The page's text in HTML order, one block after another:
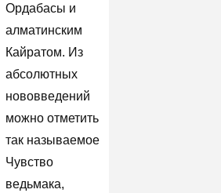
Ордабасы и
алматинским
Кайратом. Из
абсолютных
нововведений
можно отметить
так называемое
Чувство
ведьмака,